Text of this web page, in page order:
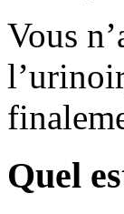
Vous
Quel